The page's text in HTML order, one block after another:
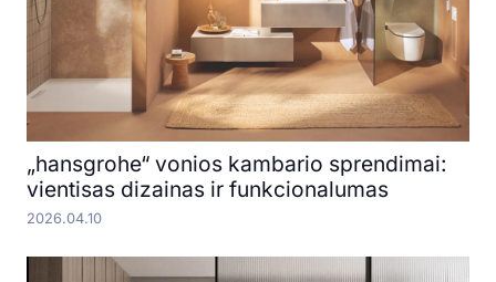
„hansgrohe“ vonios kambario sprendimai:
vientisas dizainas ir funkcionalumas
2026.04.10